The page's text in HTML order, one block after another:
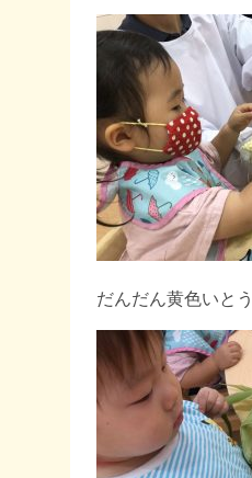
だんだん黄色いと